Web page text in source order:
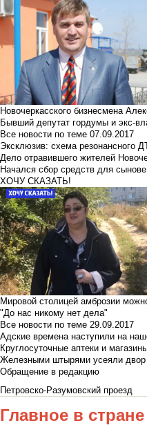
Новочеркасского бизнесмена
Бывший депутат гордумы и экс-
Все новости по теме 07.09.2017
Эксклюзив: схема резонансного
Дело отравившего жителей
Начался сбор средств для
ХОЧУ СКАЗАТЬ!
Мировой столицей амброзии
"До нас никому нет дела"
Все новости по теме 29.09.2017
Адские времена наступили на
Круглосуточные аптеки и
Железными штырями усеяли двор
Обращение в редакцию
Петровско-Разумовский проезд
Главное в стране